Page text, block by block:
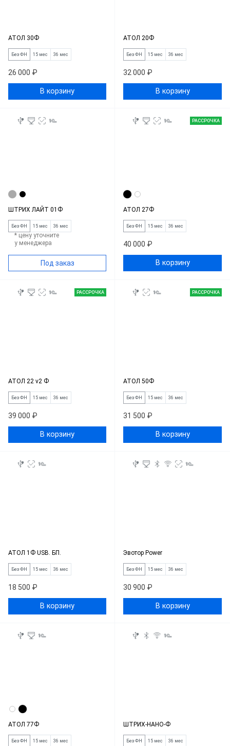
АТОЛ 30Ф
Без ФН 15 мес 36 мес
26 000 ₽
В корзину
АТОЛ 20Ф
Без ФН 15 мес 36 мес
32 000 ₽
В корзину
ШТРИХ ЛАЙТ 01Ф
Без ФН 15 мес 36 мес
* цену уточните
у менеджера
Под заказ
РАССРОЧКА
АТОЛ 27Ф
Без ФН 15 мес 36 мес
40 000 ₽
В корзину
РАССРОЧКА
АТОЛ 22 v2 Ф
Без ФН 15 мес 36 мес
39 000 ₽
В корзину
РАССРОЧКА
АТОЛ 50Ф
Без ФН 15 мес 36 мес
31 500 ₽
В корзину
АТОЛ 1Ф USB. БП.
Без ФН 15 мес 36 мес
18 500 ₽
В корзину
Эвотор Power
Без ФН 15 мес 36 мес
30 900 ₽
В корзину
АТОЛ 77Ф
Без ФН 15 мес 36 мес
ШТРИХ-НАНО-Ф
Без ФН 15 мес 36 мес